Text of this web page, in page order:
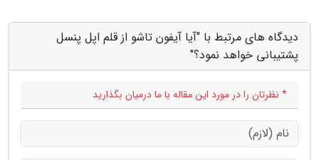
دیدگاه های مرتبط با "آیا آیفون تاشو از قلم اپل پنسل
پشتیبانی خواهد نمود؟"
* نظرتان را در مورد این مقاله با ما درمیان بگذارید